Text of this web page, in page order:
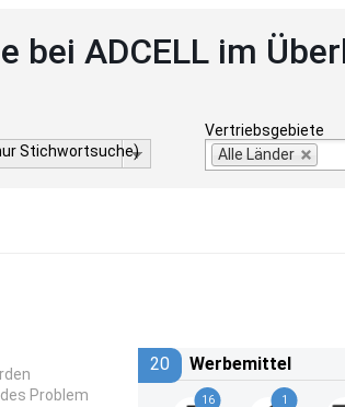
bei ADCELL im
Stichwortsuche)
Vertriebsgebiete
Alle Länder
Problem
20 Werbemittel
16 1